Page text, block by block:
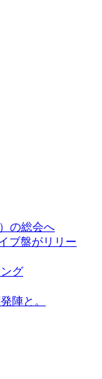
の総会へ
ブ盤がリリー
グ
陣と。